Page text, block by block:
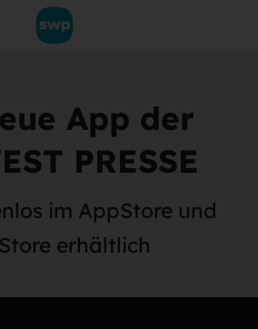
App der
PRESSE
im AppStore und
erhältlich